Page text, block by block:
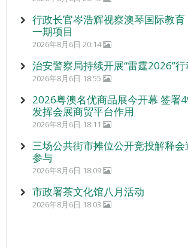
行政长官岑浩辉视察澳琴国际教
一期项目
2026年8月6日 20:14
治安警察局持续开展“雷霆2026”行
2026年8月6日 18:55
2026粤澳名优商品展今开幕 签署
发挥会展商贸平台作用
2026年8月6日 18:11
三场公共街市摊位公开竞投解释会
参与
2026年8月6日 18:09
市政署茶文化馆八月活动
2026年8月6日 18:03